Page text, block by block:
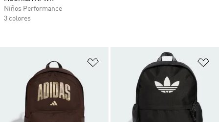
Añadir a la lista de deseos
Niños Performance
3 colores